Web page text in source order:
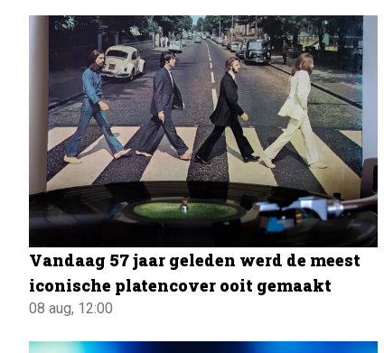
Vandaag 57 jaar geleden werd de meest
iconische platencover ooit gemaakt
08 aug, 12:00